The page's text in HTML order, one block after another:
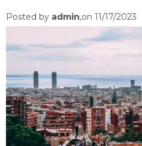
Posted by admin,on 11/17/2023